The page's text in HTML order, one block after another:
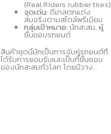
(Real Riders rubber tires)
จุดเด่น: ดีเทลตกแต่ง
สมจริงตามสไตล์พรีเมียม
กลุ่มเป้าหมาย: นักสะสม, ผู้
ชื่นชอบรถยนต์
สินค้าชุดนี้มักเป็นการจับคู่รถยนต์ที่
ได้รับการยอมรับและเป็นที่ชื่นชอบ
ของนักสะสมทั่วโลก โดยมีวาง